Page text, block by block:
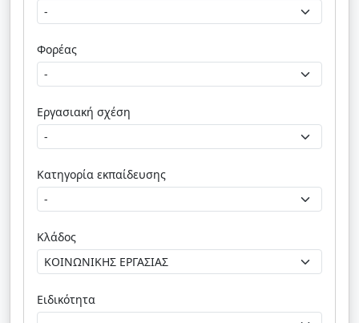
Φορέας
Εργασιακή σχέση
Κατηγορία εκπαίδευσης
Κλάδος
Ειδικότητα